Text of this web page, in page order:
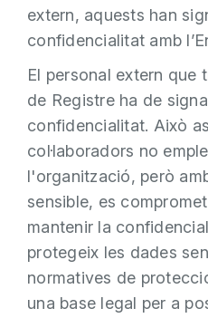
extern, aquests han
confidencialitat amb
El personal extern que
de Registre ha de
confidencialitat. Això
col·laboradors no
l'organització, però
sensible, es
mantenir la
protegeix les dades
normatives de
una base legal per a